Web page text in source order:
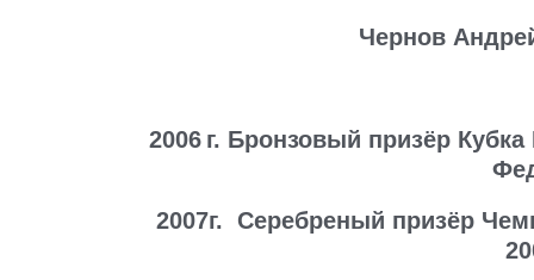
Чернов
2006 г. Бронзовый призёр Кубка
2007г. Серебреный призёр